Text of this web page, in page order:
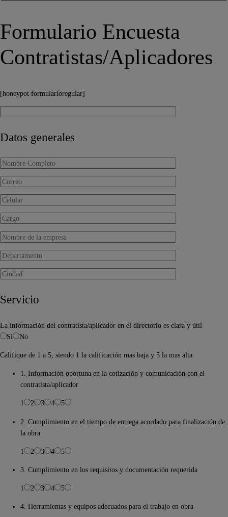
Formulario Encuesta
Contratistas/Aplicadores
[honeypot formularioregular]
Datos generales
Servicio
La información del contratista/aplicador en el directorio es clara y útil
Si
No
Califique de 1 a 5, siendo 1 la calificación mas baja y 5 la mas alta:
1. Información oportuna en la cotización y comunicación con el
contratista/aplicador
1 2 3 4 5
2. Cumplimiento en el tiempo de entrega acordado para finalización de
la obra
1 2 3 4 5
3. Cumplimiento en los requisitos y documentación requerida
1 2 3 4 5
4. Herramientas y equipos adecuados para el trabajo en obra